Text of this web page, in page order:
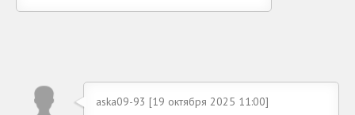
aska09-93 [19 октября 2025 11:00]